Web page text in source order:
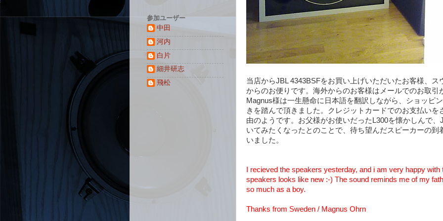
当店からJBL 4343BSFをお買い上げいただいたお客様、ス
からのお便りです。海外からのお客様はメールでのお取引
Magnus様は一生懸命に日本語を翻訳しながら、ショッピ
きを踏んで頂きました。クレジットカードでのお支払いを
由のようです。お父様がお使いだったL300を懐かしんで
いてみたくなったとのことで、待ち望んだスピーカーの到
いました。
I recieved the speakers yesterday, and i am very happy with
speakers looks like new :-) The sound reminds me of my
so much as a boy.
Thanks from Sweden / Magnus Ohrn
参加ユーザー
中田
河内
白片
細井研志
飛松